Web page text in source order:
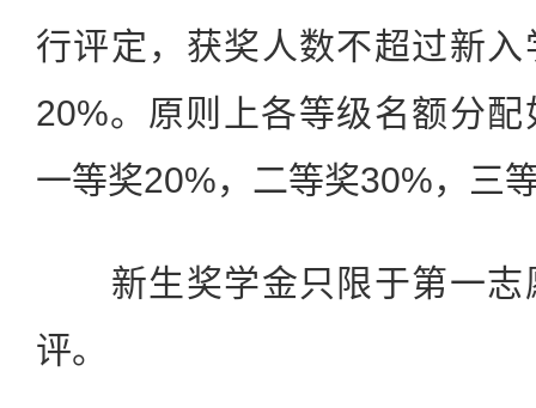
行评定，获奖人数不超过新
20%。原则上各等级名额分
一等奖20%，二等奖30%，三
新生奖学金只限于第一志
评。